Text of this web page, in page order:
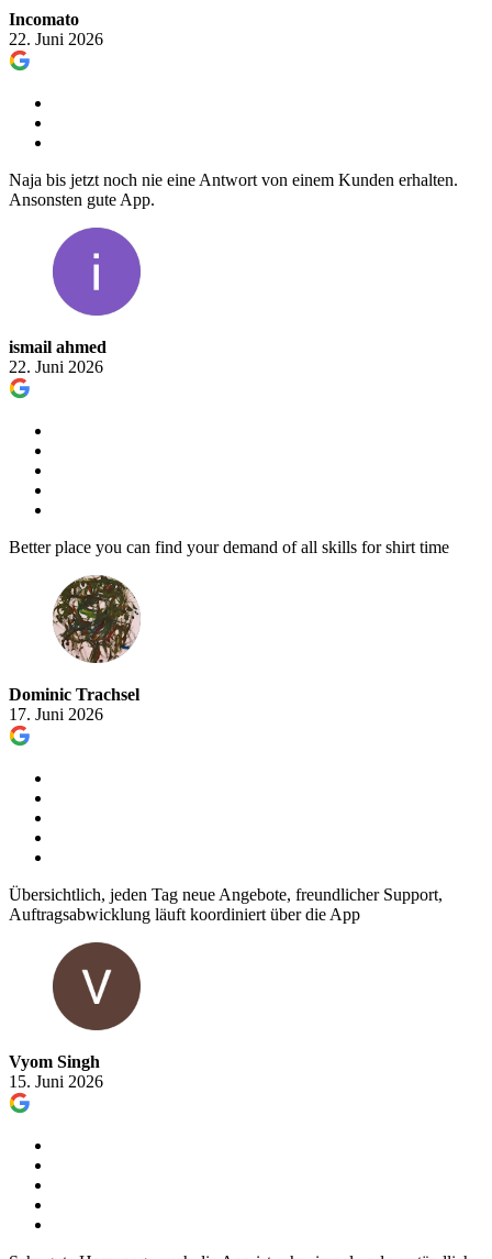
Incomato
22. Juni 2026
Naja bis jetzt noch nie eine Antwort von einem Kunden erhalten.
Ansonsten gute App.
ismail ahmed
22. Juni 2026
Better place you can find your demand of all skills for shirt time
Dominic Trachsel
17. Juni 2026
Übersichtlich, jeden Tag neue Angebote, freundlicher Support,
Auftragsabwicklung läuft koordiniert über die App
Vyom Singh
15. Juni 2026